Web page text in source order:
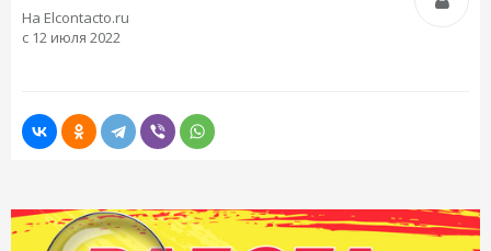
На Elcontacto.ru
с 12 июля 2022